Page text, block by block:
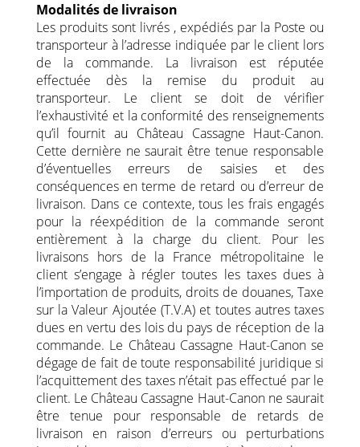
Modalités de livraison
Les produits sont livrés , expédiés par la Poste ou
transporteur à l’adresse indiquée par le client lors
de la commande. La livraison est réputée
effectuée dès la remise du produit au
transporteur. Le client se doit de vérifier
l’exhaustivité et la conformité des renseignements
qu’il fournit au Château Cassagne Haut-Canon.
Cette dernière ne saurait être tenue responsable
d’éventuelles erreurs de saisies et des
conséquences en terme de retard ou d’erreur de
livraison. Dans ce contexte, tous les frais engagés
pour la réexpédition de la commande seront
entièrement à la charge du client. Pour les
livraisons hors de la France métropolitaine le
client s’engage à régler toutes les taxes dues à
l’importation de produits, droits de douanes, Taxe
sur la Valeur Ajoutée (T.V.A) et toutes autres taxes
dues en vertu des lois du pays de réception de la
commande. Le Château Cassagne Haut-Canon se
dégage de fait de toute responsabilité juridique si
l’acquittement des taxes n’était pas effectué par le
client. Le Château Cassagne Haut-Canon ne saurait
être tenue pour responsable de retards de
livraison en raison d’erreurs ou perturbations